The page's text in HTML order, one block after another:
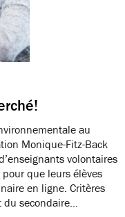
au
Monique-Fitz-Back
volontaires
que leurs élèves
en ligne. Critères
secondaire…